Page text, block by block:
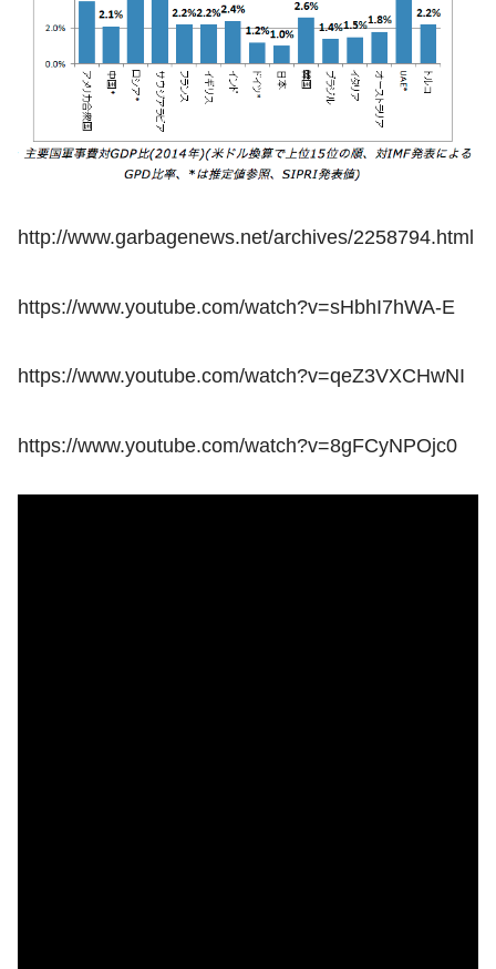
http://www.garbagenews.net/archives/2258794.html
https://www.youtube.com/watch?v=sHbhI7hWA-E
https://www.youtube.com/watch?v=qeZ3VXCHwNI
https://www.youtube.com/watch?v=8gFCyNPOjc0